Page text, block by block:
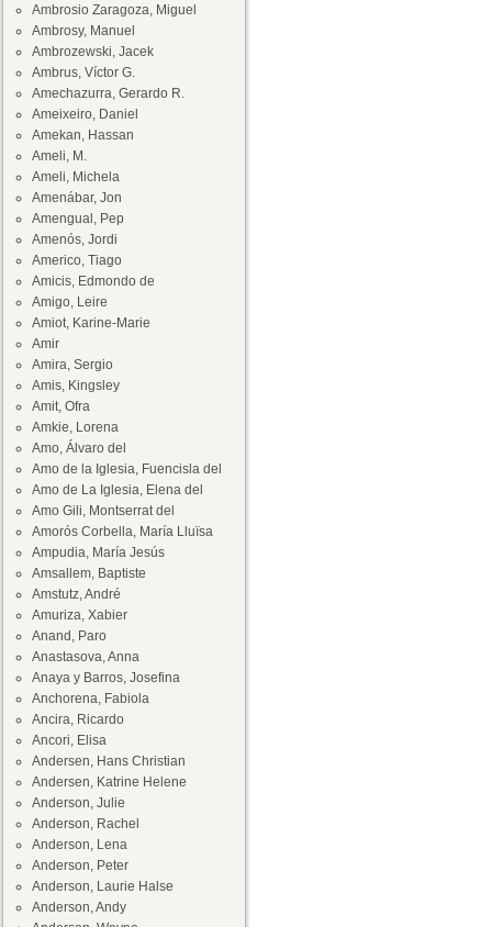
Ambrosio Zaragoza, Miguel
Ambrosy, Manuel
Ambrozewski, Jacek
Ambrus, Víctor G.
Amechazurra, Gerardo R.
Ameixeiro, Daniel
Amekan, Hassan
Ameli, M.
Ameli, Michela
Amenábar, Jon
Amengual, Pep
Amenós, Jordi
Americo, Tiago
Amicis, Edmondo de
Amigo, Leire
Amiot, Karine-Marie
Amir
Amira, Sergio
Amis, Kingsley
Amit, Ofra
Amkie, Lorena
Amo, Álvaro del
Amo de la Iglesia, Fuencisla del
Amo de La Iglesia, Elena del
Amo Gili, Montserrat del
Amorós Corbella, María Lluïsa
Ampudia, María Jesús
Amsallem, Baptiste
Amstutz, André
Amuriza, Xabier
Anand, Paro
Anastasova, Anna
Anaya y Barros, Josefina
Anchorena, Fabiola
Ancira, Ricardo
Ancori, Elisa
Andersen, Hans Christian
Andersen, Katrine Helene
Anderson, Julie
Anderson, Rachel
Anderson, Lena
Anderson, Peter
Anderson, Laurie Halse
Anderson, Andy